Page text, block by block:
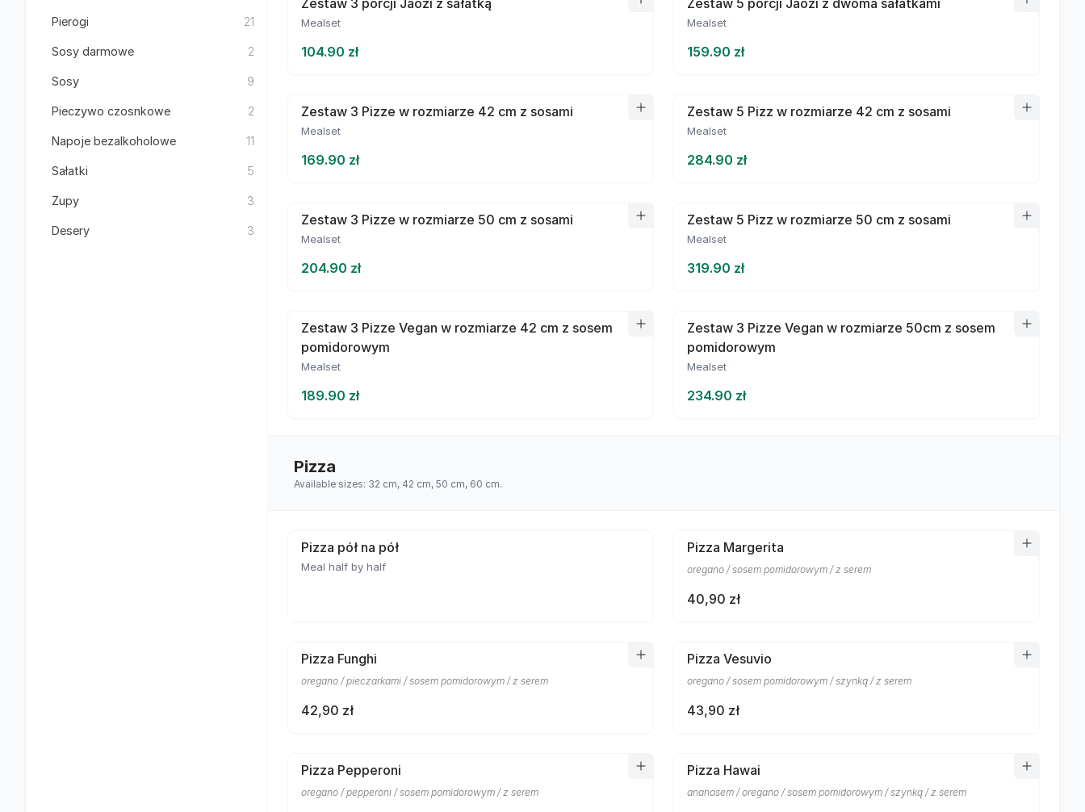
Pierogi 21
Sosy darmowe 2
Sosy 9
Pieczywo czosnkowe 2
Napoje bezalkoholowe 11
Sałatki 5
Zupy 3
Desery 3
Zestaw 3 porcji Jaozi z sałatką
Mealset
104.90 zł
Zestaw 5 porcji Jaozi z dwoma sałatkami
Mealset
159.90 zł
Zestaw 3 Pizze w rozmiarze 42 cm z sosami
Mealset
169.90 zł
Zestaw 5 Pizz w rozmiarze 42 cm z sosami
Mealset
284.90 zł
Zestaw 3 Pizze w rozmiarze 50 cm z sosami
Mealset
204.90 zł
Zestaw 5 Pizz w rozmiarze 50 cm z sosami
Mealset
319.90 zł
Zestaw 3 Pizze Vegan w rozmiarze 42 cm z sosem
pomidorowym
Mealset
189.90 zł
Zestaw 3 Pizze Vegan w rozmiarze 50cm z sosem
pomidorowym
Mealset
234.90 zł
Pizza
Available sizes: 32 cm, 42 cm, 50 cm, 60 cm.
Pizza pół na pół
Meal half by half
Pizza Margerita
oregano / sosem pomidorowym / z serem
40,90 zł
Pizza Funghi
oregano / pieczarkami / sosem pomidorowym / z serem
42,90 zł
Pizza Vesuvio
oregano / sosem pomidorowym / szynką / z serem
43,90 zł
Pizza Pepperoni
oregano / pepperoni / sosem pomidorowym / z serem
Pizza Hawai
ananasem / oregano / sosem pomidorowym / szynką / z serem